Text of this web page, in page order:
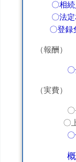
〇相続人
〇法定相
〇登録免
（報酬）
（実費）
〇登録
〇上記